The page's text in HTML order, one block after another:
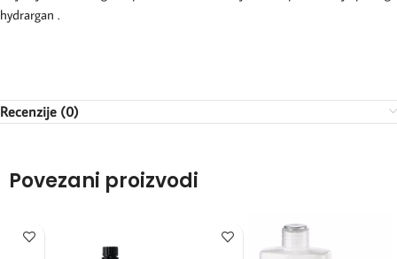
hydrargan .
Recenzije (0)
Povezani proizvodi